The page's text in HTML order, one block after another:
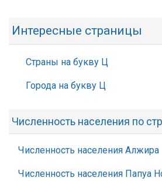
Интересные страницы
Страны на букву Ц
Города на букву Ц
Численность населения по
Численность населения Алжира
Численность населения Папуа